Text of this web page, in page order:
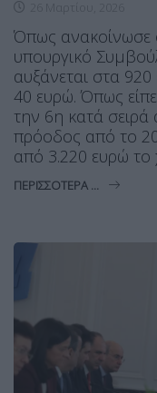
Όπως ανακοίνωσε
υπουργικό
αυξάνεται στα
40 ευρώ. Όπως
την 6η κατά σειρά
πρόοδος από το
από 3.220 ευρώ το
ΠΕΡΙΣΣΌΤΕΡΑ ...